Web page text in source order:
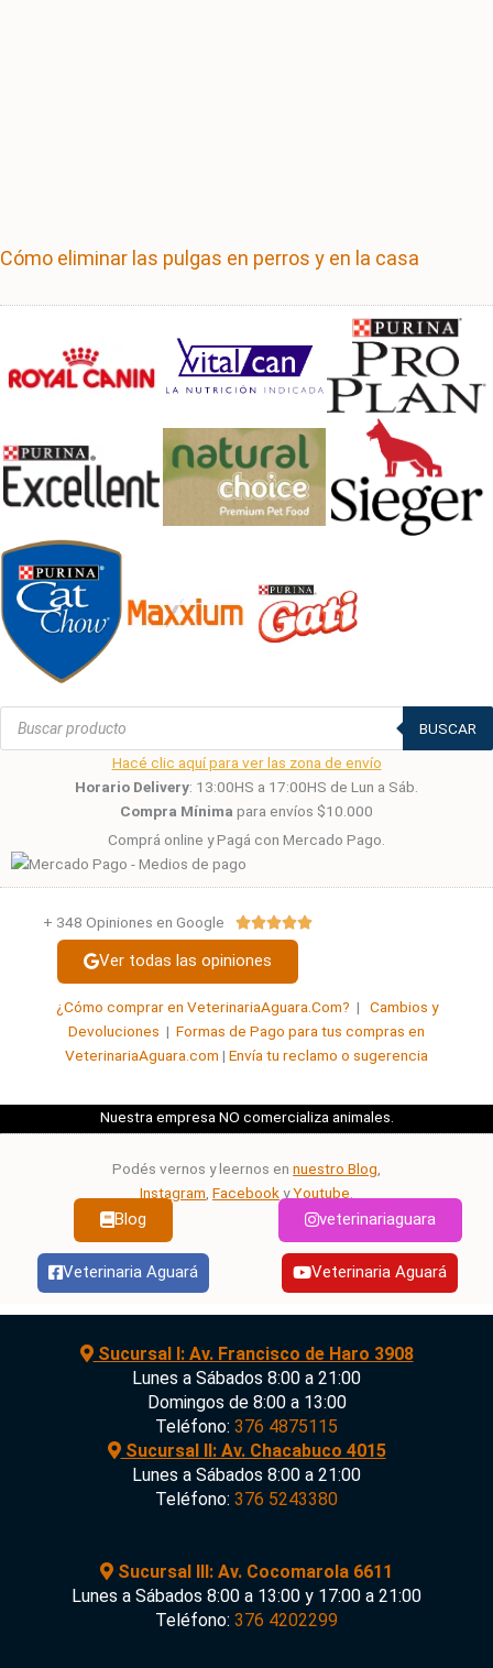
Cómo eliminar las pulgas en perros y en la casa
Búsqueda
productos
BUSCAR
Hacé clic aquí para ver las zona de envío
Horario Delivery: 13:00HS a 17:00HS de Lun a Sáb.
Compra Mínima para envíos $10.000
Comprá online y Pagá con Mercado Pago.
+ 348 Opiniones en Google Valorado
Ver todas las opiniones
¿Cómo comprar en VeterinariaAguara.Com? | Cambios y
Devoluciones | Formas de Pago para tus compras en
VeterinariaAguara.com | Envía tu reclamo o sugerencia
Nuestra empresa NO comercializa animales.
Podés vernos y leernos en nuestro Blog
Instagram FacebookyYoutube
Blog veterinariaguara
Veterinaria Aguará Veterinaria Aguará
Sucursal I: Av. Francisco de Haro 3908
Lunes a Sábados 8:00 a 21:00
Domingos de 8:00 a 13:00
Teléfono: 376 4875115
Sucursal II: Av. Chacabuco 4015
Lunes a Sábados 8:00 a 21:00
Teléfono: 376 5243380
Sucursal III: Av. Cocomarola 6611
Lunes a Sábados 8:00 a 13:00 y 17:00 a 21:00
Teléfono: 376 4202299